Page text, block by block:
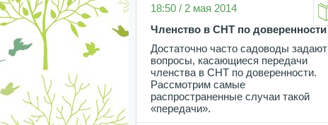
18:50 / 2 мая 2014
Членство в СНТ по доверенности
Достаточно часто садоводы задают
вопросы, касающиеся передачи
членства в СНТ по доверенности.
Рассмотрим самые
распространенные случаи такой
«передачи».